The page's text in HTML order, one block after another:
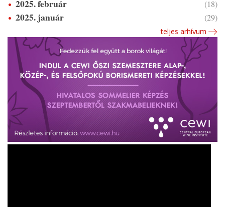
2025. február (18)
2025. január (29)
teljes arhívum